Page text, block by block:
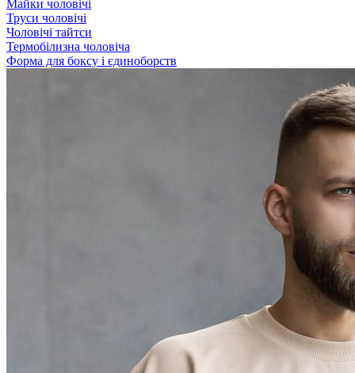
Майки чоловічі
Труси чоловічі
Чоловічі тайтси
Термобілизна чоловіча
Форма для боксу і єдиноборств